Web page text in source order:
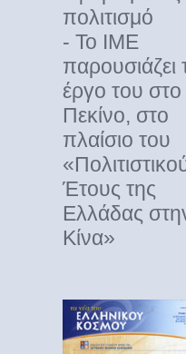
πολιτισμό
- Το ΙΜΕ
παρουσιάζει
έργο του στο
Πεκίνο, στο
πλαίσιο του
Έτους της
Ελλάδας
Κίνα»